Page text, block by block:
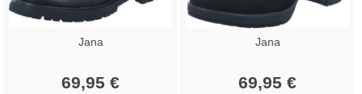
Jana
69,95 €
Jana
69,95 €